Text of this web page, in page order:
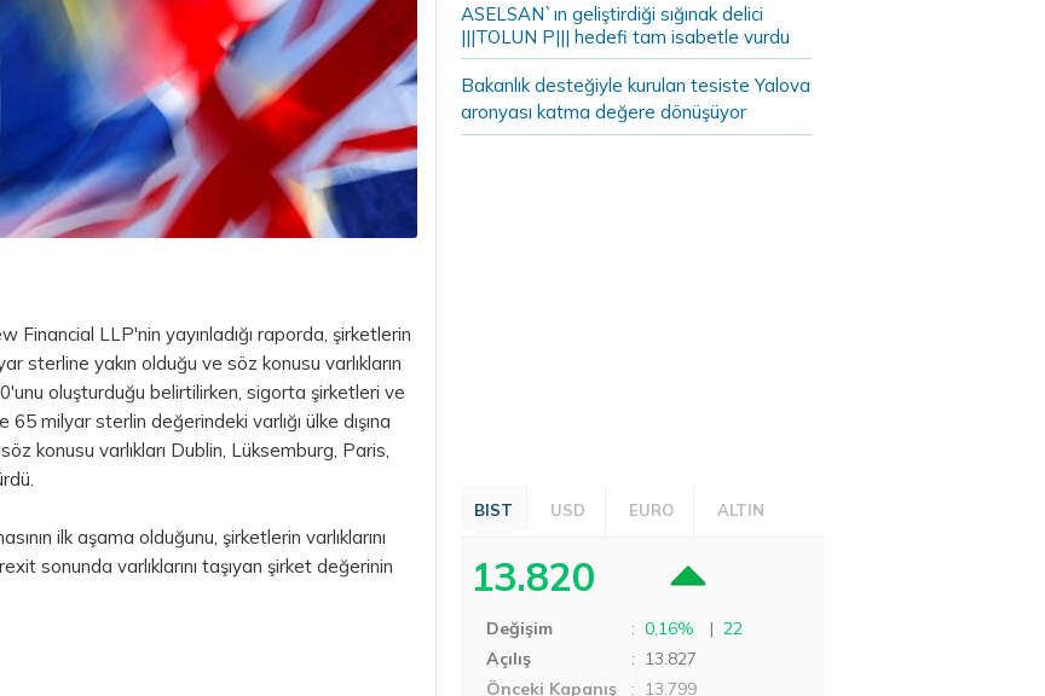
Financial LLP'nin yayınladığı raporda, şirketlerin
sterline yakın olduğu ve söz konusu varlıkların
oluşturduğu belirtilirken, sigorta şirketleri ve
65 milyar sterlin değerindeki varlığı ülke dışına
konusu varlıkları Dublin, Lüksemburg, Paris,
ilk aşama olduğunu, şirketlerin varlıklarını
sonunda varlıklarını taşıyan şirket değerinin
ASELSAN`ın geliştirdiği sığınak delici
|||TOLUN P||| hedefi tam isabetle vurdu
Bakanlık desteğiyle kurulan tesiste Yalova
aronyası katma değere dönüşüyor
BIST USD EURO ALTIN
13.820
Değişim : 0,16% | 22
Açılış
: 13.827
Önceki Kapanış
: 13.799